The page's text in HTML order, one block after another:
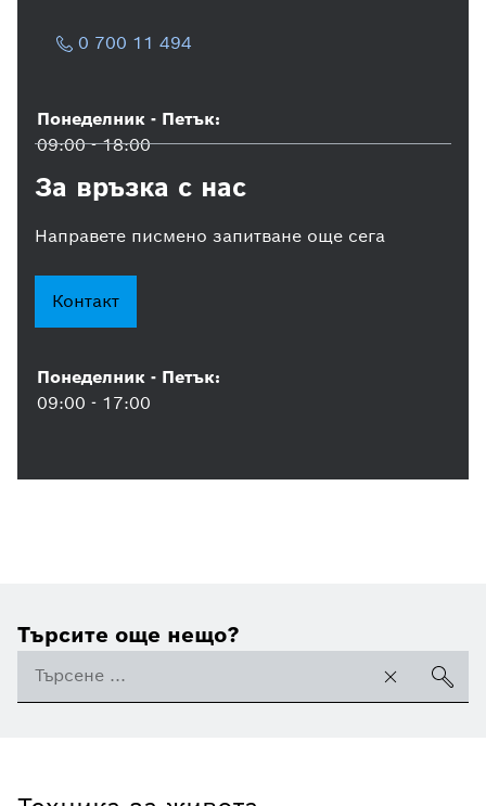
0 700 11 494
Понеделник - Петък:
09:00 - 18:00
За връзка с нас
Направете писмено запитване още сега
Контакт
Понеделник - Петък:
09:00 - 17:00
Търсите още нещо?